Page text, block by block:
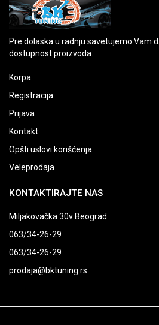
Pre dolaska u radnju savetujemo Vam
dostupnost proizvoda.
Korpa
Registracija
Prijava
Kontakt
Opšti uslovi korišćenja
Veleprodaja
KONTAKTIRAJTE NAS
Miljakovačka 30v Beograd
063/34-26-29
063/34-26-29
prodaja@bktuning.rs